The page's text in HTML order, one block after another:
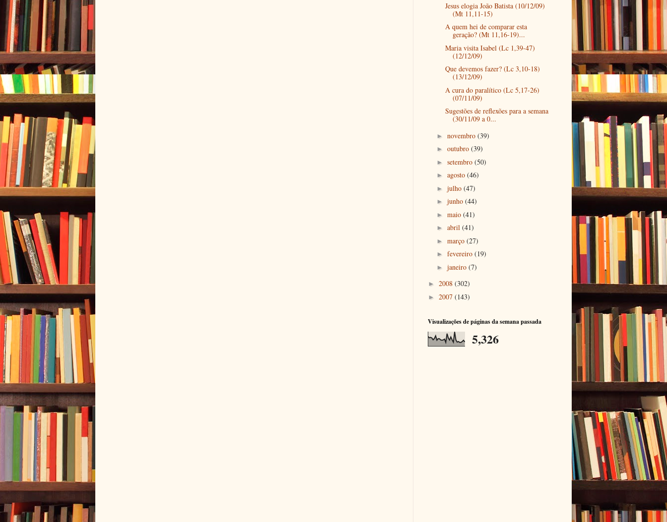
Jesus elogia João Batista (10/12/09)
(Mt 11,11-15)
A quem hei de comparar esta
geração? (Mt 11,16-19)...
Maria visita Isabel (Lc 1,39-47)
(12/12/09)
Que devemos fazer? (Lc 3,10-18)
(13/12/09)
A cura do paralítico (Lc 5,17-26)
(07/11/09)
Sugestões de reflexões para a semana
(30/11/09 a 0...
► novembro (39)
► outubro (39)
► setembro (50)
► agosto (46)
► julho (47)
► junho (44)
► maio (41)
► abril (41)
► março (27)
► fevereiro (19)
► janeiro (7)
► 2008 (302)
► 2007 (143)
Visualizações de páginas da semana passada
5,326